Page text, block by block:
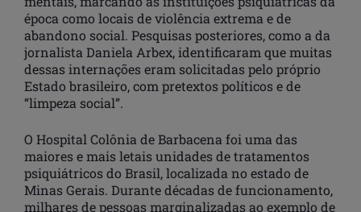
época como locais de violência extrema e de
abandono social. Pesquisas posteriores, como a da
jornalista Daniela Arbex, identificaram que muitas
dessas internações eram solicitadas pelo próprio
Estado brasileiro, com pretextos políticos e de
“limpeza social”.
O Hospital Colônia de Barbacena foi uma das
maiores e mais letais unidades de tratamentos
psiquiátricos do Brasil, localizada no estado de
Minas Gerais. Durante décadas de funcionamento,
milhares de pessoas marginalizadas ao exemplo de